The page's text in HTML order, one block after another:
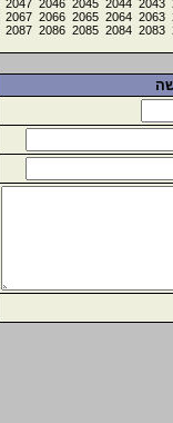
2043
2044
2045
2046
2047
2063
2064
2065
2066
2067
2083
2084
2085
2086
2087